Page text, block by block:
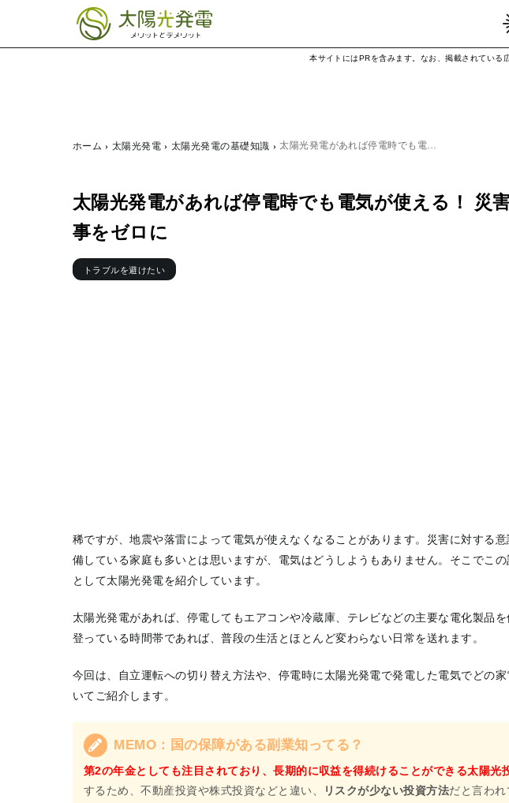
本サイトにはPRを含みます。なお、掲載されている
ホーム 太陽光発電 太陽光発電の基礎知識 太陽光発電があれば停電時でも電…
太陽光発電があれば停電時でも電気が使える！ 災
事をゼロに
トラブルを避けたい
稀ですが、地震や落雷によって電気が使えなくなることがあります。災害に対する
備している家庭も多いとは思いますが、電気はどうしようもありません。そこでこ
として太陽光発電を紹介しています。
太陽光発電があれば、停電してもエアコンや冷蔵庫、テレビなどの主要な電化製品を
登っている時間帯であれば、普段の生活とほとんど変わらない日常を送れます。
今回は、自立運転への切り替え方法や、停電時に太陽光発電で発電した電気でどの
いてご紹介します。
MEMO：国の保障がある副業知ってる？
第2の年金としても注目されており、長期的に収益を得続けることができる太陽光
するため、不動産投資や株式投資などと違い、
リスクが少ない投資方法だと言われ